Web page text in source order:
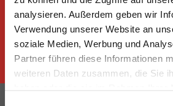
analysieren. Außerdem geben wir
Verwendung unserer Website an
soziale Medien, Werbung und
Partner führen diese Informationen
weiteren Daten zusammen, die Sie
Dem Hessischen
folgen